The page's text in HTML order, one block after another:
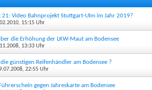
21: Video Bahnprojekt Stuttgart-Ulm im Jahr 2019?
15:15 Uhr
die Erhöhung der LKW-Maut am Bodensee
13:33 Uhr
günstigen Reifenhändler am Bodensee ?
22:55 Uhr
gegen Jahreskarte am Bodensee